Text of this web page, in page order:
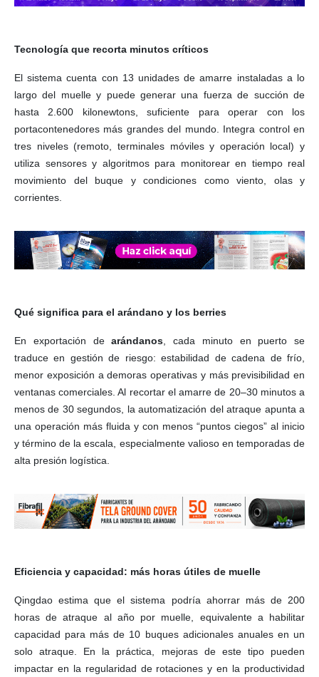
Tecnología que recorta minutos críticos
El sistema cuenta con 13 unidades de amarre instaladas a lo
largo del muelle y puede generar una fuerza de succión de
hasta 2.600 kilonewtons, suficiente para operar con los
portacontenedores más grandes del mundo. Integra control en
tres niveles (remoto, terminales móviles y operación local) y
utiliza sensores y algoritmos para monitorear en tiempo real
movimiento del buque y condiciones como viento, olas y
corrientes.
Qué significa para el arándano y los berries
En exportación dearándanos , cada minuto en puerto se
traduce en gestión de riesgo: estabilidad de cadena de frío,
menor exposición a demoras operativas y más previsibilidad en
ventanas comerciales. Al recortar el amarre de 20–30 minutos a
menos de 30 segundos, la automatización del atraque apunta a
una operación más fluida y con menos “puntos ciegos” al inicio
y término de la escala, especialmente valioso en temporadas de
alta presión logística.
Eficiencia y capacidad: más horas útiles de muelle
Qingdao estima que el sistema podría ahorrar más de 200
horas de atraque al año por muelle, equivalente a habilitar
capacidad para más de 10 buques adicionales anuales en un
solo atraque. En la práctica, mejoras de este tipo pueden
impactar en la regularidad de rotaciones y en la productividad